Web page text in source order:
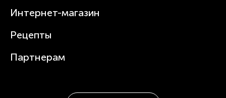
Увлажнители
Посуда
Где купить
Интернет-магазин
Рецепты
Партнерам